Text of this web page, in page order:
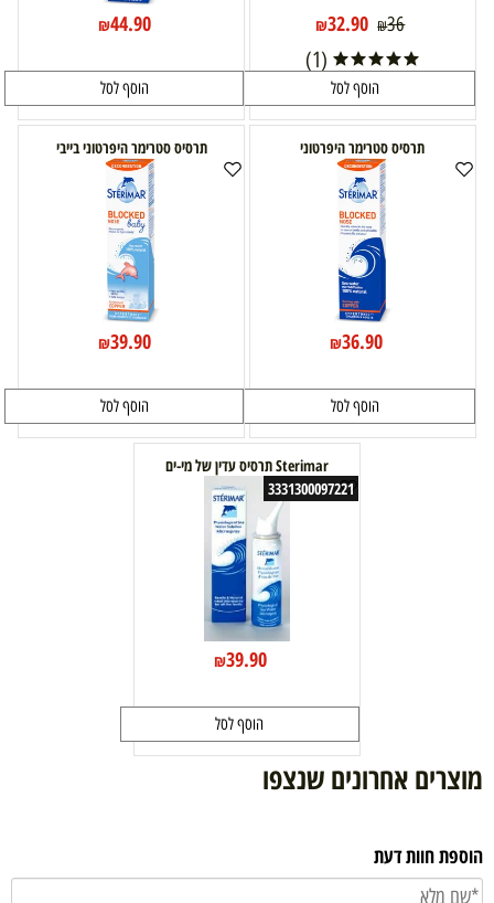
₪36
₪32.90
(1)
הוסף לסל
₪44.90
הוסף לסל
תרסיס סטרימר היפרטוני
₪36.90
הוסף לסל
תרסיס סטרימר היפרטוני בייבי
₪39.90
הוסף לסל
Sterimar תרסיס עדין של מי-ים
3331300097221
₪39.90
הוסף לסל
מוצרים אחרונים שנצפו
הוספת חוות דעת